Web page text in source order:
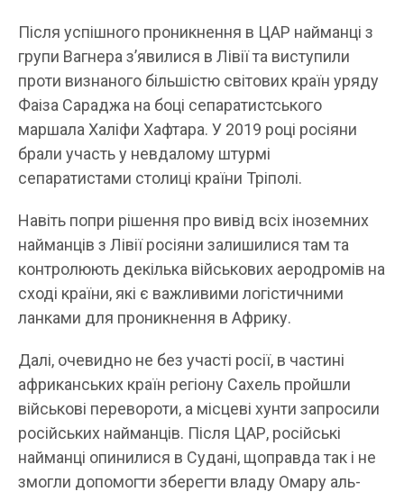
Після успішного проникнення в ЦАР найманці з
групи Вагнера з’явилися в Лівії та виступили
проти визнаного більшістю світових країн уряду
Фаіза Сараджа на боці сепаратистського
маршала Халіфи Хафтара. У 2019 році росіяни
брали участь у невдалому штурмі
сепаратистами столиці країни Тріполі.
Навіть попри рішення про вивід всіх іноземних
найманців з Лівії росіяни залишилися там та
контролюють декілька військових аеродромів на
сході країни, які є важливими логістичними
ланками для проникнення в Африку.
Далі, очевидно не без участі росії, в частині
африканських країн регіону Сахель пройшли
військові перевороти, а місцеві хунти запросили
російських найманців. Після ЦАР, російські
найманці опинилися в Судані, щоправда так і не
змогли допомогти зберегти владу Омару аль-